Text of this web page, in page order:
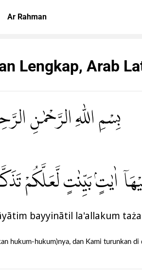
Ar Rahman
Lengkap, Arab
بِسْمِ اللّٰهِ الرَّحْمٰنِ
اٰيٰتٍۢ بَيِّنٰتٍ لَّعَلَّكُمْ
bayyinātil la'allakum
hukum-hukum)nya, dan Kami turunkan di